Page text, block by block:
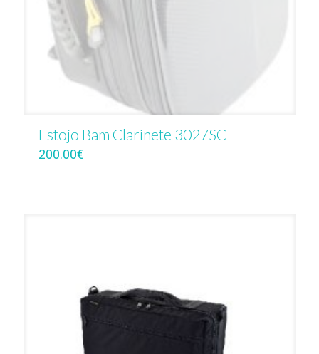
Estojo Bam Clarinete 3027SC
200.00€